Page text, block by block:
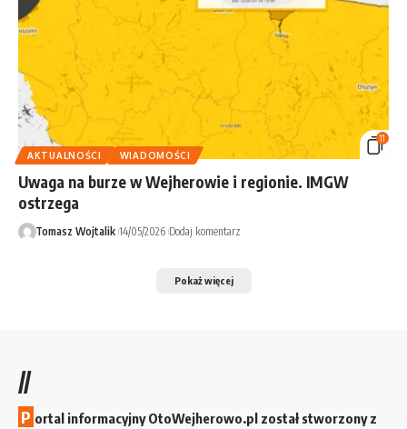
11
AKTUALNOŚCI
WIADOMOŚCI
Uwaga na burze w Wejherowie i regionie. IMGW
ostrzega
Tomasz Wojtalik 14/05/2026 Dodaj komentarz
Pokaż więcej
//
P ortal informacyjny OtoWejherowo.pl został stworzony z